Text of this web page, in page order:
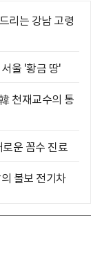
리는 강남 고령
울 '황금 땅'
천재교수의 통
운 꼼수 진료
볼보 전기차